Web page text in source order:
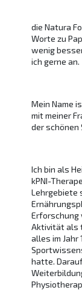
die Natura
Worte zu
wenig
ich gerne an.
Mein Name
mit meiner
der schönen
Ich bin als
kPNI-
Lehrgebiete
Erforschung
Aktivität als
alles im Jahr
hatte.